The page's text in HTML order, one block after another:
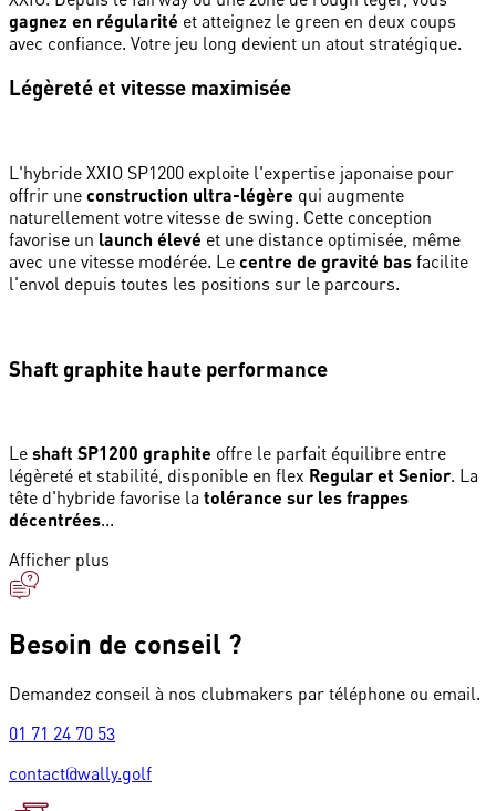
gagnez en régularité et atteignez le green en deux coups
avec confiance. Votre jeu long devient un atout stratégique.
Légèreté et vitesse maximisée
L'hybride XXIO SP1200 exploite l'expertise japonaise pour
offrir une construction ultra-légère qui augmente
naturellement votre vitesse de swing. Cette conception
favorise un launch élevé et une distance optimisée, même
avec une vitesse modérée. Le centre de gravité bas facilite
l'envol depuis toutes les positions sur le parcours.
Shaft graphite haute performance
Le shaft SP1200 graphite offre le parfait équilibre entre
légèreté et stabilité, disponible en flex Regular et Senior. La
tête d'hybride favorise la tolérance sur les frappes
décentrées...
Afficher plus
Besoin de conseil ?
Demandez conseil à nos clubmakers par téléphone ou email.
01 71 24 70 53
contact@wally.golf